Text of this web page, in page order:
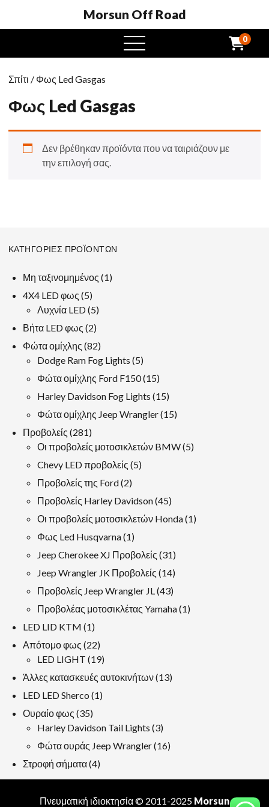
Morsun Off Road
μενού 0
Σπίτι / Φως Led Gasgas
Φως Led Gasgas
Δεν βρέθηκαν προϊόντα που να ταιριάζουν με
την επιλογή σας.
ΚΑΤΗΓΟΡΊΕΣ ΠΡΟΪΌΝΤΩΝ
Μη ταξινομημένος 11
4X4 LED φως 55
προϊόντα
Λυχνία LED 55
προϊόντα
Βήτα LED φως 22
προϊόντα
Φώτα ομίχλης 8282
προϊόντα
Dodge Ram Fog Lights 55
προϊόντα
Φώτα ομίχλης Ford F150 1515
προϊόντα
Harley Davidson Fog Lights 1515
προϊόντα
Φώτα ομίχλης Jeep Wrangler 1515
Προβολείς 281281
προϊόντα
Οι προβολείς μοτοσικλετών BMW 55
Chevy LED προβολείς 55
Προβολείς της Ford 22
προϊόντα
Προβολείς Harley Davidson 4545
προϊόντα
Οι προβολείς μοτοσικλετών Honda 11
Φως Led Husqvarna 11
προϊόν
Jeep Cherokee XJ Προβολείς 3131
προϊόντα
Jeep Wrangler JK Προβολείς 1414
προϊόντα
Προβολείς Jeep Wrangler JL 4343
προϊόντα
Προβολέας μοτοσικλέτας Yamaha 11
LED LID KTM 11
προϊόν
Απότομο φως 2222
προϊόντα
LED LIGHT 1919
προϊόντα
Άλλες κατασκευές αυτοκινήτων 1313
LED LED Sherco 11
Ουραίο φως 3535
προϊόντα
Harley Davidson Tail Lights 33
προϊόντα
Φώτα ουράς Jeep Wrangler 1616
Στροφή σήματα 44
προϊόντα
Πνευματική ιδιοκτησία © 2011-2025 Morsun